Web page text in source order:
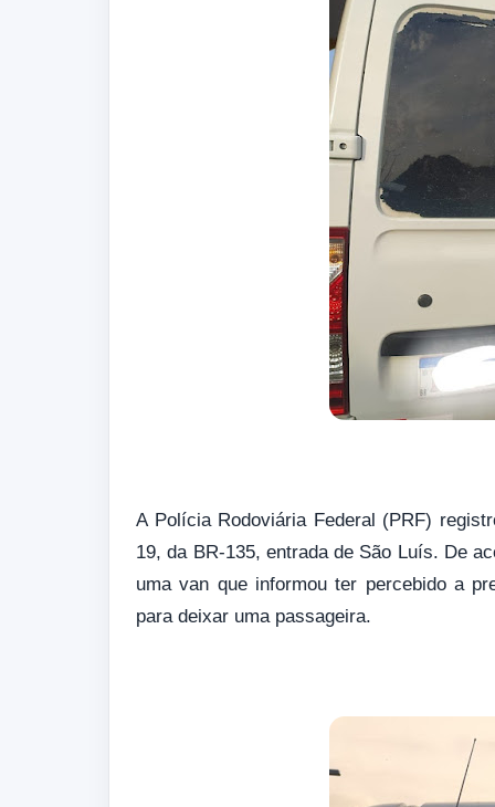
A Polícia Rodoviária Federal (PRF)
19, da BR-135, entrada de São Luís. De
uma van que informou ter percebido a
para deixar uma passageira.